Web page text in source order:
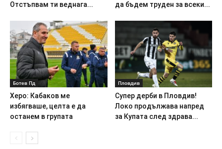
Отстъпвам ти веднага...
да бъдем труден за всеки...
Ботев Пд
Херо: Кабаков ме
избягваше, целта е да
останем в групата
Пловдив
Супер дерби в Пловдив!
Локо продължава напред
за Купата след здрава...